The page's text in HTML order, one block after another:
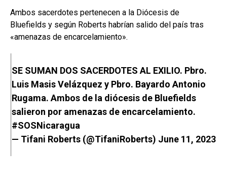
Ambos sacerdotes pertenecen a la Diócesis de
Bluefields y según Roberts habrían salido del país tras
«amenazas de encarcelamiento».
SE SUMAN DOS SACERDOTES AL EXILIO. Pbro.
Luis Masis Velázquez y Pbro. Bayardo Antonio
Rugama. Ambos de la diócesis de Bluefields
salieron por amenazas de encarcelamiento.
#SOSNicaragua
— Tifani Roberts (@TifaniRoberts) June 11, 2023